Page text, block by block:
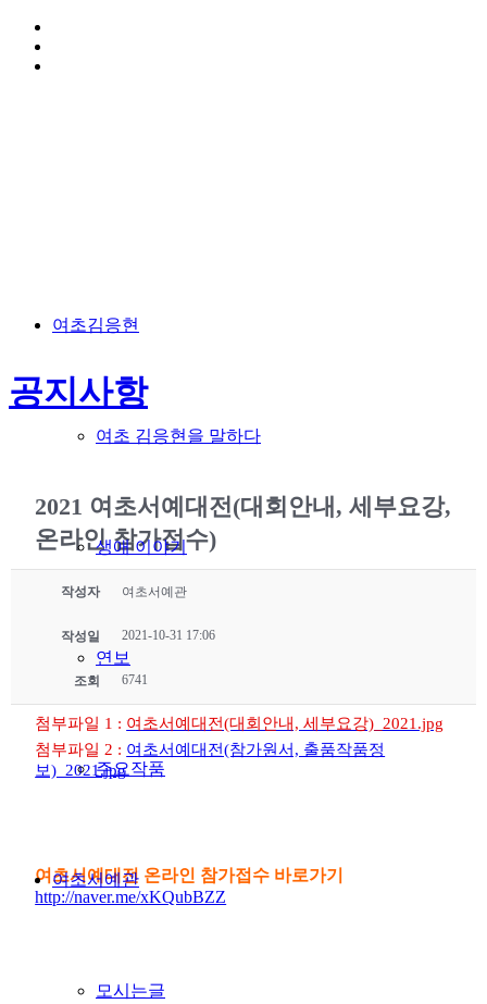
여초김응현
여초 김응현을 말하다
생애 이야기
연보
주요작품
여초서예관
모시는글
공지사항
2021 여초서예대전(대회안내, 세부요강,
온라인 참가접수)
작성자 여초서예관
작성일 2021-10-31 17:06
조회 6741
첨부파일 1 : 여초서예대전(대회안내, 세부요강)_2021.jpg
첨부파일 2 : 여초서예대전(참가원서, 출품작품정
보)_2021.jpg
여초서예대전 온라인 참가접수 바로가기
http://naver.me/xKQubBZZ